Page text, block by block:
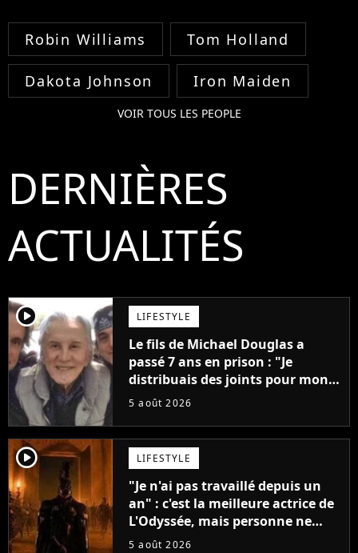
Robin Williams Tom Holland
Dakota Johnson Iron Maiden
VOIR TOUS LES PEOPLE
DERNIÈRES
ACTUALITÉS
player2 LIFESTYLE
Le fils de Michael Douglas a
passé 7 ans en prison : "Je
distribuais des joints pour mon
père"
5 août 2026
player2 LIFESTYLE
"Je n'ai pas travaillé depuis un
an" : c'est la meilleure actrice de
L'Odyssée, mais personne ne
veut lui donner de rôle au
5 août 2026